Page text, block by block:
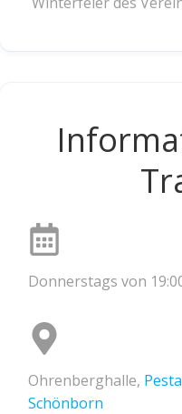
Donnerstags von
Ohrenberghalle,
Schönborn